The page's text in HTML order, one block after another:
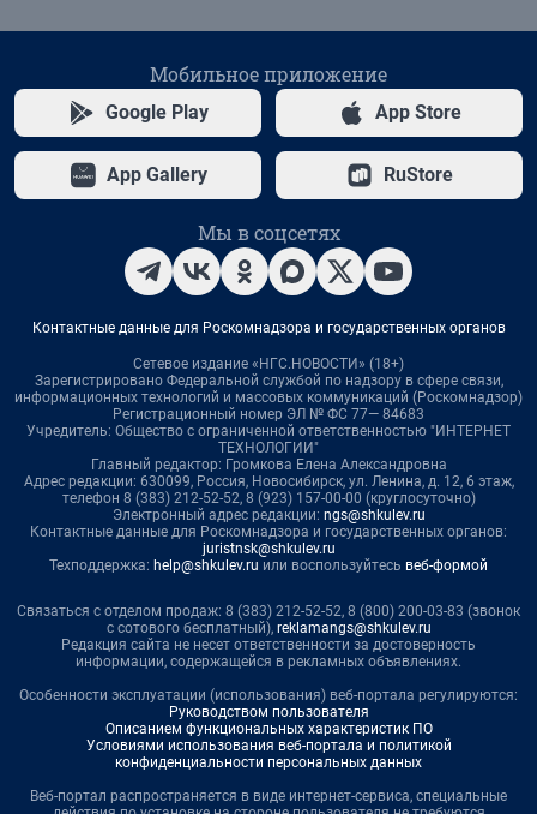
Мобильное приложение
Google Play App Store
App Gallery RuStore
Мы в соцсетях
Контактные данные для Роскомнадзора и государственных органов
Сетевое издание «НГС.НОВОСТИ» (18+)
Зарегистрировано Федеральной службой по надзору в сфере связи,
информационных технологий и массовых коммуникаций (Роскомнадзор)
Регистрационный номер ЭЛ № ФС 77— 84683
Учредитель: Общество с ограниченной ответственностью "ИНТЕРНЕТ
ТЕХНОЛОГИИ"
Главный редактор: Громкова Елена Александровна
Адрес редакции: 630099, Россия, Новосибирск, ул. Ленина, д. 12, 6 этаж,
телефон 8 (383) 212-52-52, 8 (923) 157-00-00 (круглосуточно)
Электронный адрес редакции: ngs@shkulev.ru
Контактные данные для Роскомнадзора и государственных органов:
juristnsk@shkulev.ru
Техподдержка: help@shkulev.ru или воспользуйтесь веб-формой
Связаться с отделом продаж: 8 (383) 212-52-52, 8 (800) 200-03-83 (звонок
с сотового бесплатный), reklamangs@shkulev.ru
Редакция сайта не несет ответственности за достоверность
информации, содержащейся в рекламных объявлениях.
Особенности эксплуатации (использования) веб-портала регулируются:
Руководством пользователя
Описанием функциональных характеристик ПО
Условиями использования веб-портала и политикой
конфиденциальности персональных данных
Веб-портал распространяется в виде интернет-сервиса, специальные